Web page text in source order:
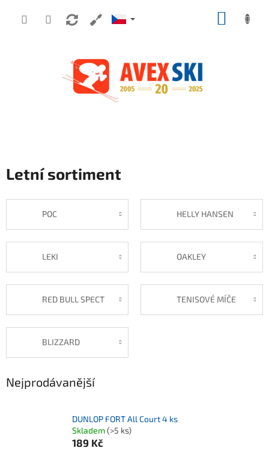
Letní sortiment
POC HELLY HANSEN
LEKI OAKLEY
RED BULL SPECT TENISOVÉ MÍČE
BLIZZARD
Nejprodávanější
DUNLOP FORT All Court 4 ks
Skladem(>5 ks)
189 Kč